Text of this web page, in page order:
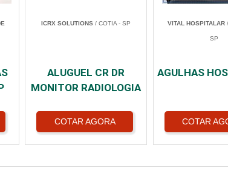
ICRX SOLUTIONS / COTIA - SP
ALUGUEL CR DR
MONITOR RADIOLOGIA
COTAR AGORA
VITAL HOSPITALAR/
SP
AGULHAS
COTAR